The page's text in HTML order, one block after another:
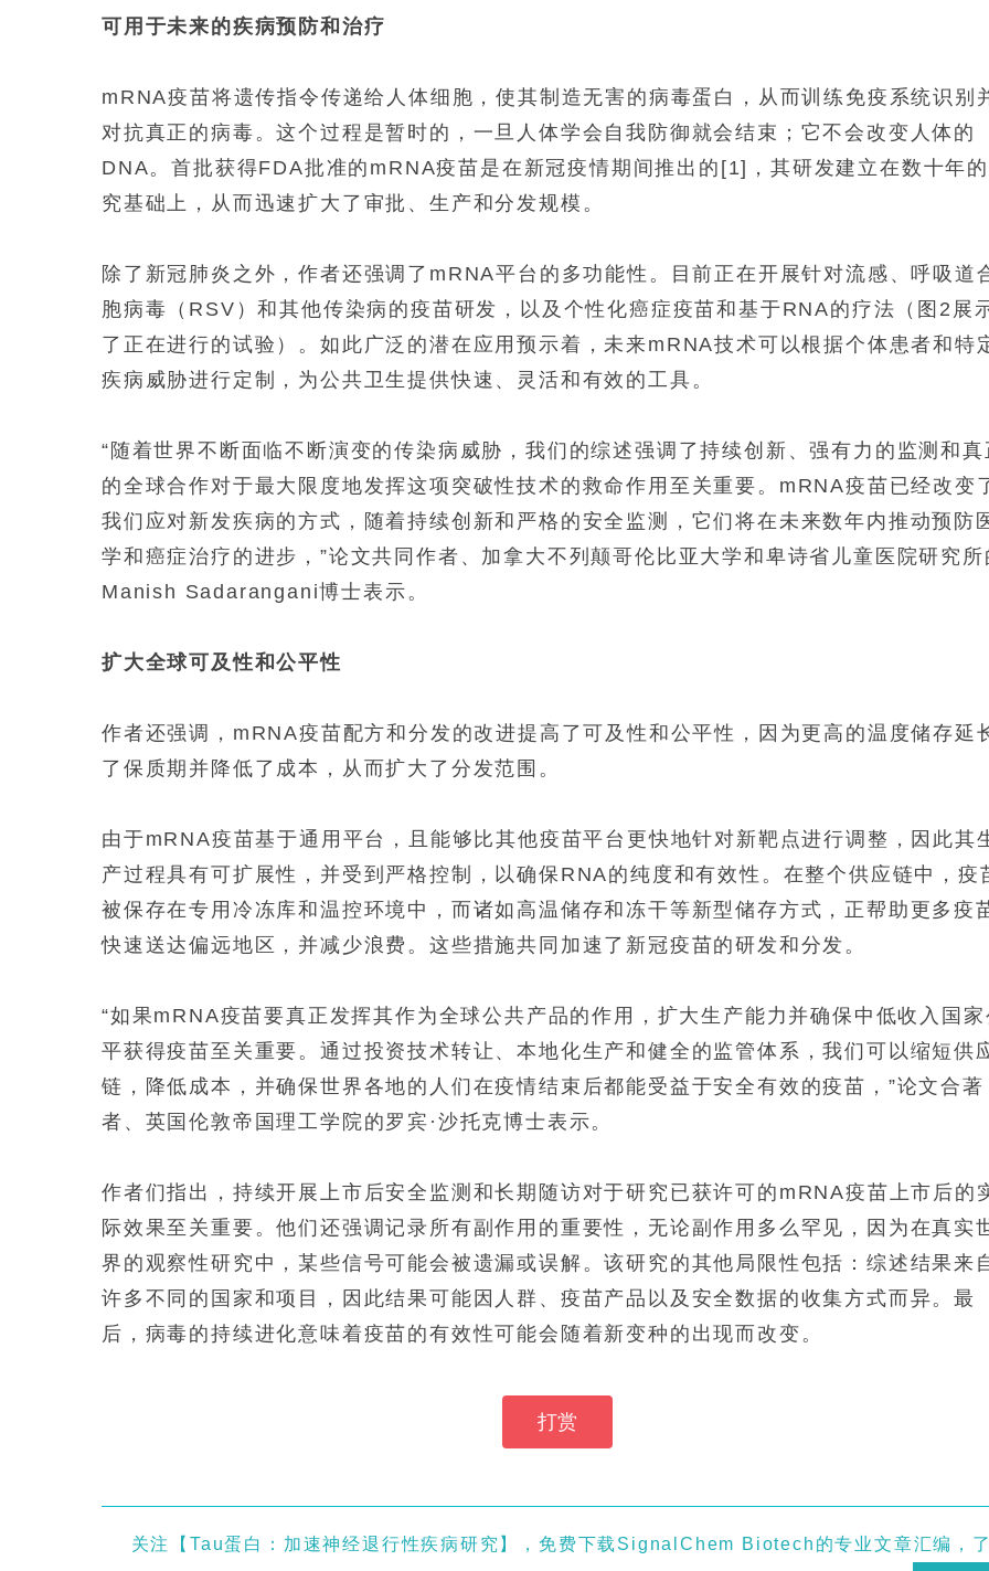
可用于未来的疾病预防和治疗
mRNA疫苗将遗传指令传递给人体细胞，使其制造无害的病毒蛋白，从而训练免疫系统识别
对抗真正的病毒。这个过程是暂时的，一旦人体学会自我防御就会结束；它不会改变人体的
DNA。首批获得FDA批准的mRNA疫苗是在新冠疫情期间推出的[1]，其研发建立在数十年
究基础上，从而迅速扩大了审批、生产和分发规模。
除了新冠肺炎之外，作者还强调了mRNA平台的多功能性。目前正在开展针对流感、呼吸道
胞病毒（RSV）和其他传染病的疫苗研发，以及个性化癌症疫苗和基于RNA的疗法（图2展
了正在进行的试验）。如此广泛的潜在应用预示着，未来mRNA技术可以根据个体患者和特
疾病威胁进行定制，为公共卫生提供快速、灵活和有效的工具。
“随着世界不断面临不断演变的传染病威胁，我们的综述强调了持续创新、强有力的监测和真
的全球合作对于最大限度地发挥这项突破性技术的救命作用至关重要。mRNA疫苗已经改变
我们应对新发疾病的方式，随着持续创新和严格的安全监测，它们将在未来数年内推动预防
学和癌症治疗的进步，”论文共同作者、加拿大不列颠哥伦比亚大学和卑诗省儿童医院研究所
Manish Sadarangani博士表示。
扩大全球可及性和公平性
作者还强调，mRNA疫苗配方和分发的改进提高了可及性和公平性，因为更高的温度储存延
了保质期并降低了成本，从而扩大了分发范围。
由于mRNA疫苗基于通用平台，且能够比其他疫苗平台更快地针对新靶点进行调整，因此其
产过程具有可扩展性，并受到严格控制，以确保RNA的纯度和有效性。在整个供应链中，疫
被保存在专用冷冻库和温控环境中，而诸如高温储存和冻干等新型储存方式，正帮助更多疫
快速送达偏远地区，并减少浪费。这些措施共同加速了新冠疫苗的研发和分发。
“如果mRNA疫苗要真正发挥其作为全球公共产品的作用，扩大生产能力并确保中低收入国家
平获得疫苗至关重要。通过投资技术转让、本地化生产和健全的监管体系，我们可以缩短供
链，降低成本，并确保世界各地的人们在疫情结束后都能受益于安全有效的疫苗，”论文合著
者、英国伦敦帝国理工学院的罗宾·沙托克博士表示。
作者们指出，持续开展上市后安全监测和长期随访对于研究已获许可的mRNA疫苗上市后的
际效果至关重要。他们还强调记录所有副作用的重要性，无论副作用多么罕见，因为在真实
界的观察性研究中，某些信号可能会被遗漏或误解。该研究的其他局限性包括：综述结果来
许多不同的国家和项目，因此结果可能因人群、疫苗产品以及安全数据的收集方式而异。最
后，病毒的持续进化意味着疫苗的有效性可能会随着新变种的出现而改变。
打赏
关注【Tau蛋白：加速神经退行性疾病研究】，免费下载SignalChem Biotech的专业文章汇编，了